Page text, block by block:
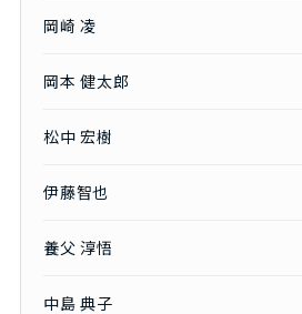
岡崎 凌
岡本 健太郎
松中 宏樹
伊藤智也
養父 淳悟
中島 典子